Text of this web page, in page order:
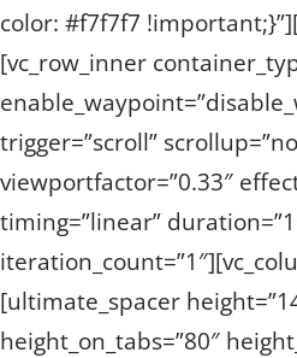
color: #f7f7f7
[vc_row_inner
trigger=”scroll”
viewportfactor=”0.33″
timing=”linear”
[ultimate_spacer
height_on_tabs=”80″